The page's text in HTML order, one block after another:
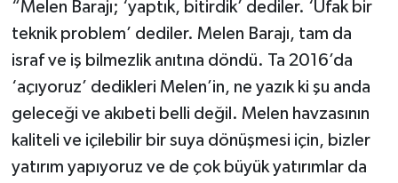
“Melen Barajı; ‘yaptık, bitirdik’ dediler. ‘Ufak bir
teknik problem’ dediler. Melen Barajı, tam da
israf ve iş bilmezlik anıtına döndü. Ta 2016’da
‘açıyoruz’ dedikleri Melen’in, ne yazık ki şu anda
geleceği ve akıbeti belli değil. Melen havzasının
kaliteli ve içilebilir bir suya dönüşmesi için, bizler
yatırım yapıyoruz ve de çok büyük yatırımlar da